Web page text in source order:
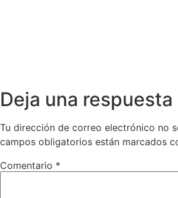
Deja una respuesta
Tu dirección de correo electrónico no
campos obligatorios están marcados
Comentario *